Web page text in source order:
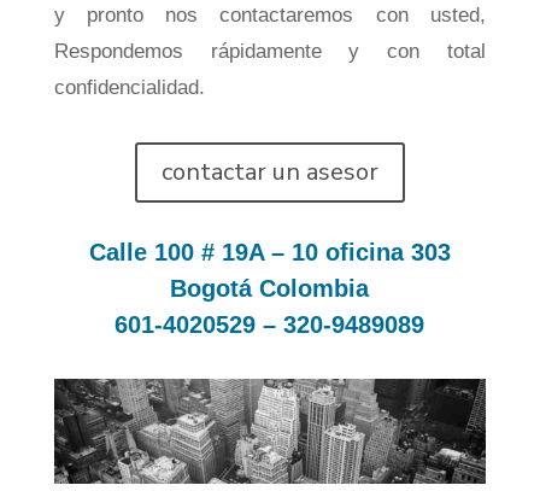
y pronto nos contactaremos con usted,
Respondemos rápidamente y con total
confidencialidad.
contactar un asesor
Calle 100 # 19A – 10 oficina 303
Bogotá Colombia
601-4020529 – 320-9489089